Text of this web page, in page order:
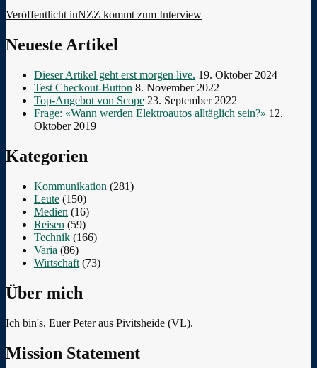
Veröffentlicht inNZZ kommt zum Interview
Neueste Artikel
Dieser Artikel geht erst morgen live. 19. Oktober 2024
Test Checkout-Button 8. November 2022
Top-Angebot von Scope 23. September 2022
Frage: «Wann werden Elektroautos alltäglich sein?» 12.
Oktober 2019
Kategorien
Kommunikation (281)
Leute (150)
Medien (16)
Reisen (59)
Technik (166)
Varia (86)
Wirtschaft (73)
Über mich
Ich bin's, Euer Peter aus Pivitsheide (VL).
Mission Statement